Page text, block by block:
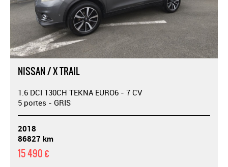
NISSAN / X TRAIL
1.6 DCI 130CH TEKNA EURO6 - 7 CV
5 portes - GRIS
2018
86827 km
15 490 €